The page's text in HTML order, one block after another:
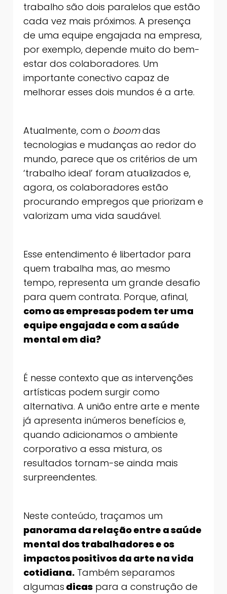
trabalho são dois paralelos que estão
cada vez mais próximos. A presença
de uma equipe engajada na empresa,
por exemplo, depende muito do bem-
estar dos colaboradores. Um
importante conectivo capaz de
melhorar esses dois mundos é a arte.
Atualmente, com o boomdas
tecnologias e mudanças ao redor do
mundo, parece que os critérios de um
‘trabalho ideal’ foram atualizados e,
agora, os colaboradores estão
procurando empregos que priorizam e
valorizam uma vida saudável.
Esse entendimento é libertador para
quem trabalha mas, ao mesmo
tempo, representa um grande desafio
para quem contrata. Porque, afinal,
como as empresas podem ter uma
equipe engajada e com a saúde
mental em dia?
É nesse contexto que as intervenções
artísticas podem surgir como
alternativa. A união entre arte e mente
já apresenta inúmeros benefícios e,
quando adicionamos o ambiente
corporativo a essa mistura, os
resultados tornam-se ainda mais
surpreendentes.
Neste conteúdo, traçamos um
panorama da relação entre a saúde
mental dos trabalhadores e os
impactos positivos da arte na vida
cotidiana. Também separamos
algumas dicas para a construção de